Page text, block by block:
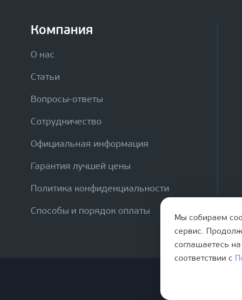
Компания
О нас
Статьи
Вопросы-ответы
Сотрудничество
Официальная информация
Гарантия лучшей цены
Политика конфиденциальности
Способы и порядок оплаты
Мы собираем
сервис.
соглашаетесь
соответствии с